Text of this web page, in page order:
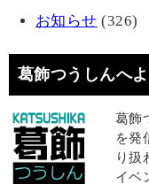
お知らせ (326)
葛飾つうしんへ
葛飾
を発
り扱
イベ